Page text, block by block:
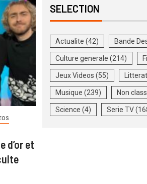
d’or et
SELECTION
Actualite (42) Bande
Culture generale (214)
Jeux Videos (55)
Musique (239) Non
Science (4) Serie TV